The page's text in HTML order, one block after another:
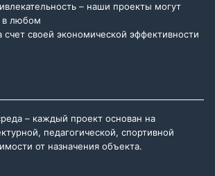
– наши проекты могут
в любом
счет своей экономической эффективности
– каждый проект основан на
педагогической, спортивной
от назначения объекта.